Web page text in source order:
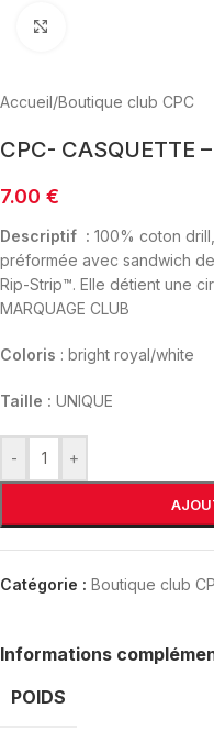
Accueil/Boutique club CPC
CPC- CASQUETTE
7.00 €
Descriptif : 100% coton
préformée avec sandwich
Rip-Strip™. Elle détient une
MARQUAGE CLUB
Coloris : bright royal/white
Taille : UNIQUE
- +
Catégorie : Boutique club
Informations
POIDS